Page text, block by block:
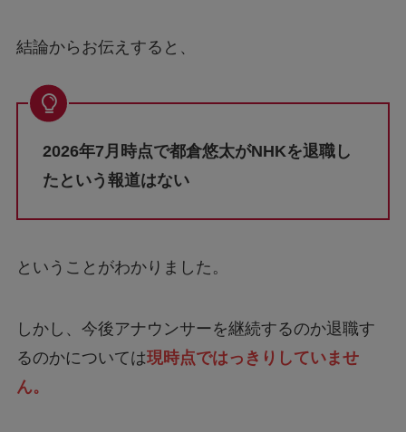
結論からお伝えすると、
2026年7月時点で都倉悠太がNHKを退職し
たという報道はない
ということがわかりました。
しかし、今後アナウンサーを継続するのか退職す
るのかについては現時点ではっきりしていませ
ん。